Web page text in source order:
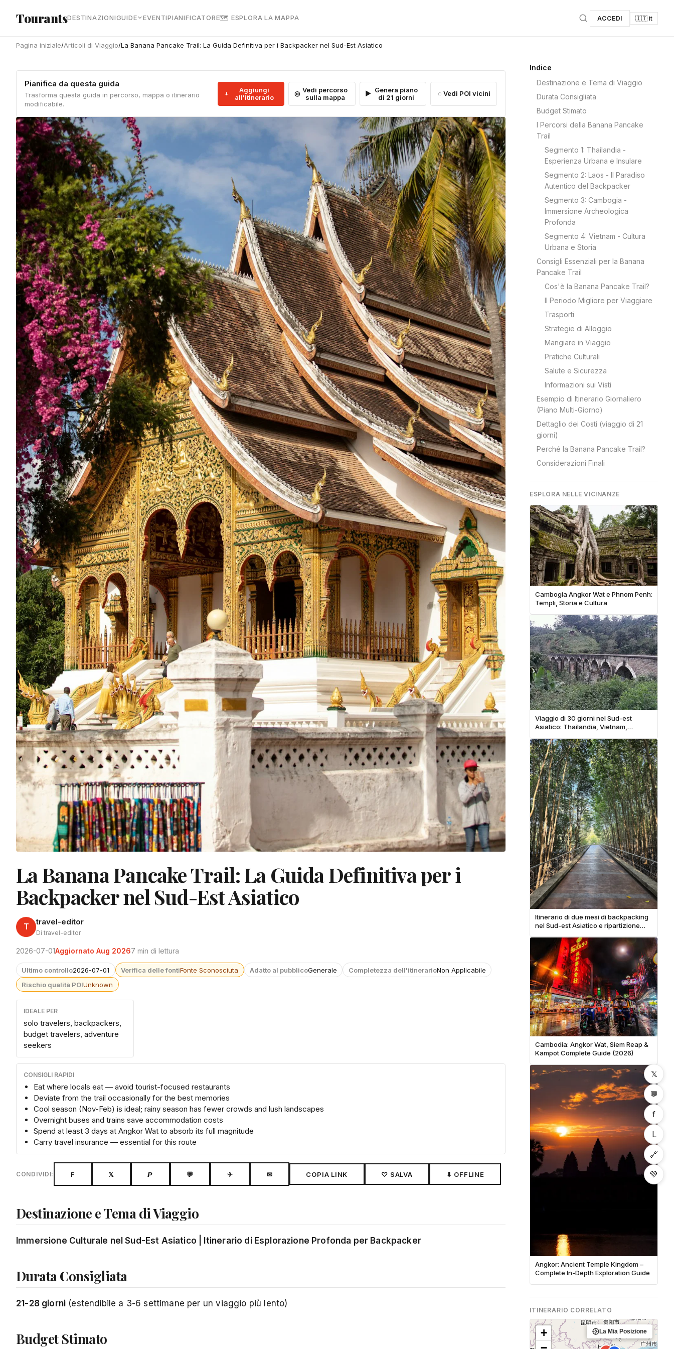
TourantsDESTINAZIONIGUIDE EVENTIPIANIFICATORE🗺 ESPLORA LA MAPPA ACCEDI 🇮🇹 it
Pagina iniziale/Articoli di Viaggio/La Banana Pancake Trail: La Guida Definitiva per i Backpacker nel Sud-Est Asiatico
Pianifica da questa guida
Trasforma questa guida in percorso, mappa o itinerario
modificabile.
Aggiungi
all'itinerario
Vedi percorso
sulla mappa
Genera piano
di 21 giorni
Vedi POI vicini
La Banana Pancake Trail: La Guida Definitiva per i
Backpacker nel Sud-Est Asiatico
T travel-editor
Di travel-editor
2026-07-01Aggiornato Aug 20267 min di lettura
Ultimo controllo2026-07-01 Verifica delle fontiFonte Sconosciuta Adatto al pubblicoGenerale Completezza dell'itinerarioNon Applicabile
Rischio qualità POIUnknown
IDEALE PER
solo travelers, backpackers,
budget travelers, adventure
seekers
CONSIGLI RAPIDI
Eat where locals eat — avoid tourist-focused restaurants
Deviate from the trail occasionally for the best memories
Cool season (Nov-Feb) is ideal; rainy season has fewer crowds and lush landscapes
Overnight buses and trains save accommodation costs
Spend at least 3 days at Angkor Wat to absorb its full magnitude
Carry travel insurance — essential for this route
CONDIVIDI: F 𝕏 𝙋 💬 ✈ ✉ COPIA LINK ♡ SALVA ⬇ OFFLINE
Destinazione e Tema di Viaggio
Immersione Culturale nel Sud-Est Asiatico | Itinerario di Esplorazione Profonda per Backpacker
Durata Consigliata
21-28 giorni (estendibile a 3-6 settimane per un viaggio più lento)
Budget Stimato
Indice
Destinazione e Tema di Viaggio
Durata Consigliata
Budget Stimato
I Percorsi della Banana Pancake
Trail
Segmento 1: Thailandia -
Esperienza Urbana e Insulare
Segmento 2: Laos - Il Paradiso
Autentico del Backpacker
Segmento 3: Cambogia -
Immersione Archeologica
Profonda
Segmento 4: Vietnam - Cultura
Urbana e Storia
Consigli Essenziali per la Banana
Pancake Trail
Cos'è la Banana Pancake Trail?
Il Periodo Migliore per Viaggiare
Trasporti
Strategie di Alloggio
Mangiare in Viaggio
Pratiche Culturali
Salute e Sicurezza
Informazioni sui Visti
Esempio di Itinerario Giornaliero
(Piano Multi-Giorno)
Dettaglio dei Costi (viaggio di 21
giorni)
Perché la Banana Pancake Trail?
Considerazioni Finali
ESPLORA NELLE VICINANZE
Cambogia Angkor Wat e Phnom Penh:
Templi, Storia e Cultura
Viaggio di 30 giorni nel Sud-est
Asiatico: Thailandia, Vietnam,
Itinerario di due mesi di backpacking
nel Sud-est Asiatico e ripartizione
Cambodia: Angkor Wat, Siem Reap &
Kampot Complete Guide (2026)
Angkor: Ancient Temple Kingdom –
Complete In-Depth Exploration Guide
ITINERARIO CORRELATO
+
La Mia Posizione
𝕏
💬
f
L
🔗
💚